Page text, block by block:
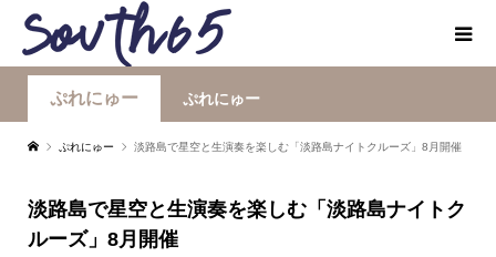
ぷれにゅー ぷれにゅー
ぷれにゅー 淡路島で星空と生演奏を楽しむ「淡路島ナイトクルーズ」8月開催
淡路島で星空と生演奏を楽しむ「淡路島ナイトク
ルーズ」8月開催